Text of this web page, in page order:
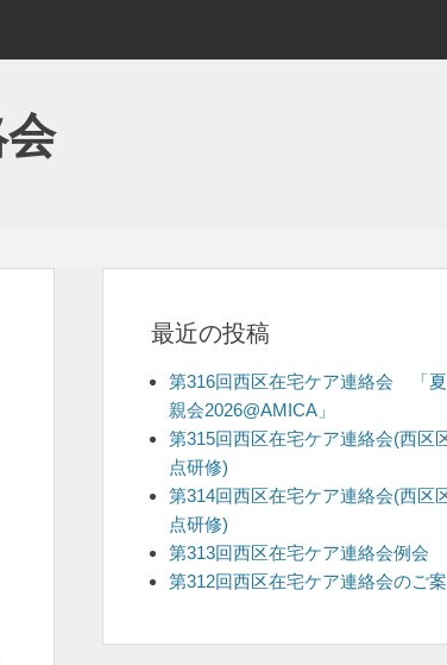
最近の投稿
第316回西区在宅ケア連絡会 「
親会2026@AMICA」
第315回西区在宅ケア連絡会(西区
点研修)
第314回西区在宅ケア連絡会(西区
点研修)
第313回西区在宅ケア連絡会例会
第312回西区在宅ケア連絡会のご